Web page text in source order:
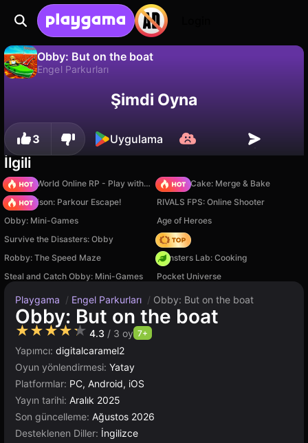
Obby: But on the boat
Engel Parkurları
İlerlemeyi kaydet! Hayır
Şimdi Oyna
3 Uygulama
İlgili
Sprunki World Online RP - Play with Friends!
Piece of Cake: Merge & Bake
Barry Prison: Parkour Escape!
RIVALS FPS: Online Shooter
Obby: Mini-Games
Age of Heroes
Survive the Disasters: Obby
Hedgies
Robby: The Speed Maze
Monsters Lab: Cooking
Steal and Catch Obby: Mini-Games
Pocket Universe
Playgama / Engel Parkurları / Obby: But on the boat
Obby: But on the boat
★★★★★ 4.3 / 3 oy 7+
Yapımcı: digitalcaramel2
Oyun yönlendirmesi: Yatay
Platformlar: PC, Android, iOS
Yayın tarihi: Aralık 2025
Son güncelleme: Ağustos 2026
Desteklenen Diller: İngilizce